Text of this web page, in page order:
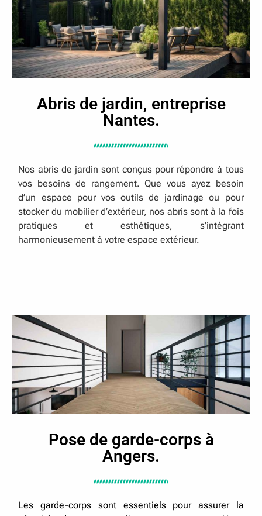
Abris de jardin, entreprise
Nantes.
Nos abris de jardin sont conçus pour répondre à tous
vos besoins de rangement. Que vous ayez besoin
d’un espace pour vos outils de jardinage ou pour
stocker du mobilier d’extérieur, nos abris sont à la fois
pratiques et esthétiques, s’intégrant
harmonieusement à votre espace extérieur.
Pose de garde-corps à
Angers.
Les garde-corps sont essentiels pour assurer la